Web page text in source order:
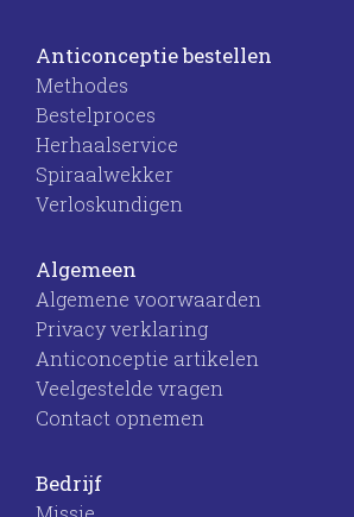
Anticonceptie bestellen
Methodes
Bestelproces
Herhaalservice
Spiraalwekker
Verloskundigen
Algemeen
Algemene voorwaarden
Privacy verklaring
Anticonceptie artikelen
Veelgestelde vragen
Contact opnemen
Bedrijf